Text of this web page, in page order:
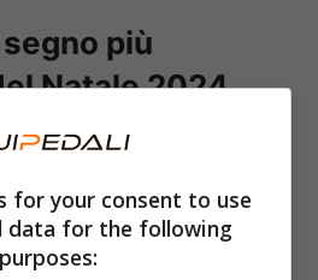
più
Natale 2024
e sentenziato. C’è un
delle feste veramente
delCapricorno
parte chi è nato tra il 21
for your consent to use
data for the following
purposes: